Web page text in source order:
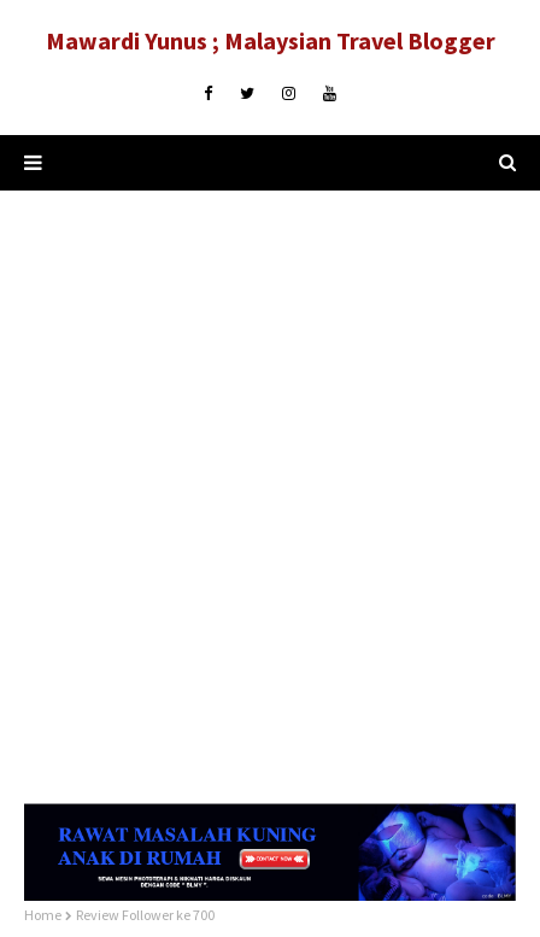
Mawardi Yunus ; Malaysian Travel Blogger
Home Review Follower ke 700